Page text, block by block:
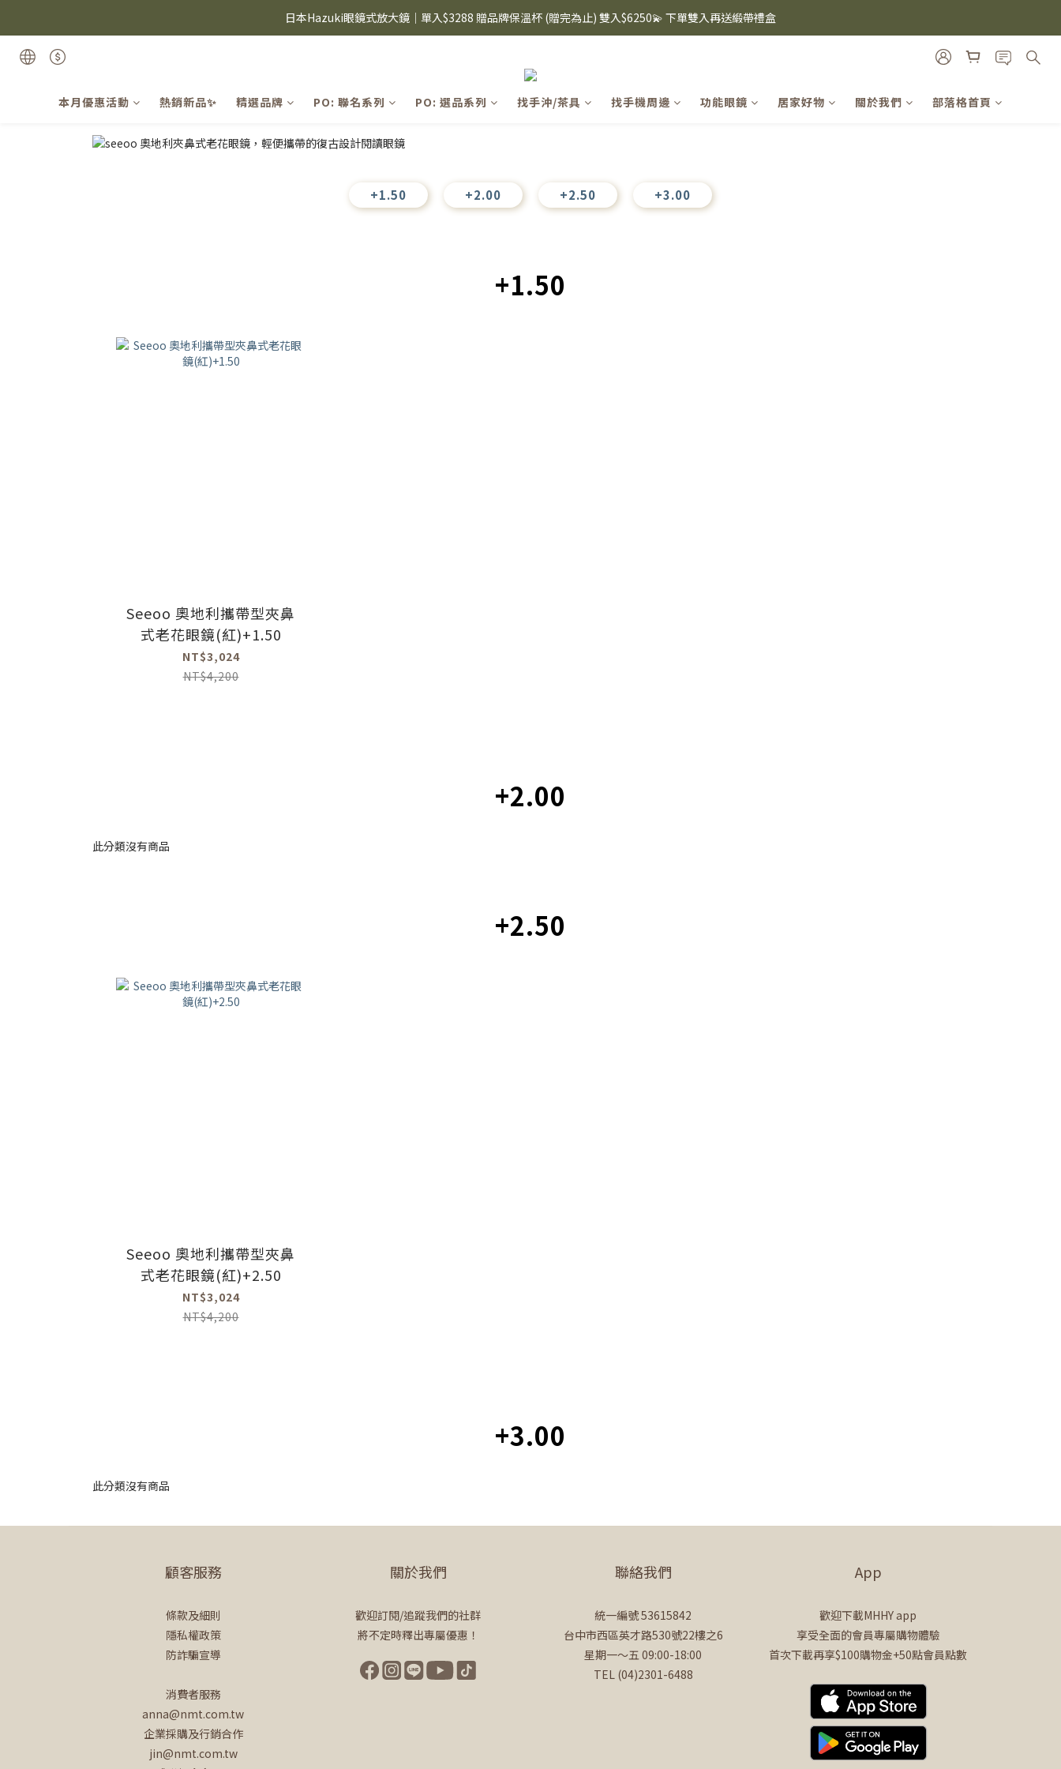
⸜ 8/1-8/31 ⸝  88購物節｜下單滿$1600折$100 / 滿$2200折$200 / 滿$3000折$300 (排除Hazuki及EspressoTokyo)
日本Hazuki眼鏡式放大鏡｜單入$3288 贈品牌保溫杯 (贈完為止) 雙入$6250💫 下單雙入再送緞帶禮盒
本月優惠活動
熱銷新品✨ 精選品牌 PO: 聯名系列 PO: 選品系列 找手沖/茶具 找手機周邊 功能眼鏡 居家好物 關於我們 部落格首頁
+1.50 +2.00 +2.50 +3.00
+1.50
Seeoo 奧地利攜帶型夾鼻
式老花眼鏡(紅)+1.50
NT$3,024
NT$4,200
+2.00
此分類沒有商品
+2.50
Seeoo 奧地利攜帶型夾鼻
式老花眼鏡(紅)+2.50
NT$3,024
NT$4,200
+3.00
此分類沒有商品
顧客服務
條款及細則
隱私權政策
防詐騙宣導
消費者服務
anna@nmt.com.tw
企業採購及行銷合作
jin@nmt.com.tw
關於我們
歡迎訂閱/追蹤我們的社群
將不定時釋出專屬優惠！
聯絡我們
統一編號 53615842
台中市西區英才路530號22樓之6
星期一～五 09:00-18:00
TEL (04)2301-6488
App
歡迎下載MHHY app
享受全面的會員專屬購物體驗
首次下載再享$100購物金+50點會員點數